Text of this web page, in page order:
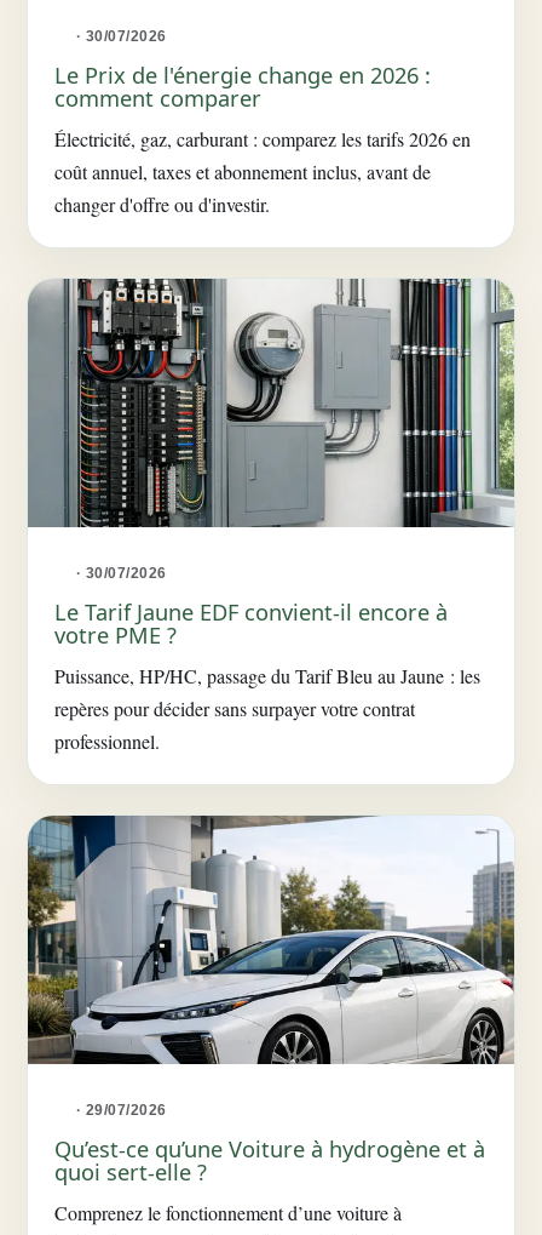
· 30/07/2026
Le Prix de l'énergie change en 2026 :
comment comparer
Électricité, gaz, carburant : comparez les tarifs 2026 en
coût annuel, taxes et abonnement inclus, avant de
changer d'offre ou d'investir.
· 30/07/2026
Le Tarif Jaune EDF convient-il encore à
votre PME ?
Puissance, HP/HC, passage du Tarif Bleu au Jaune : les
repères pour décider sans surpayer votre contrat
professionnel.
· 29/07/2026
Qu’est-ce qu’une Voiture à hydrogène et à
quoi sert-elle ?
Comprenez le fonctionnement d’une voiture à